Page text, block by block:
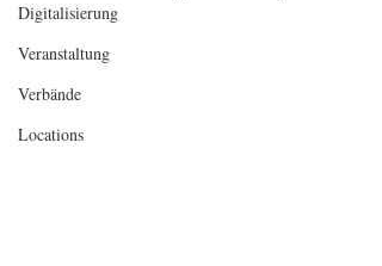
Digitalisierung
Veranstaltung
Verbände
Locations